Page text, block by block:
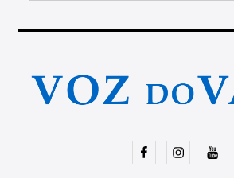
FacebookInstagramYoutube